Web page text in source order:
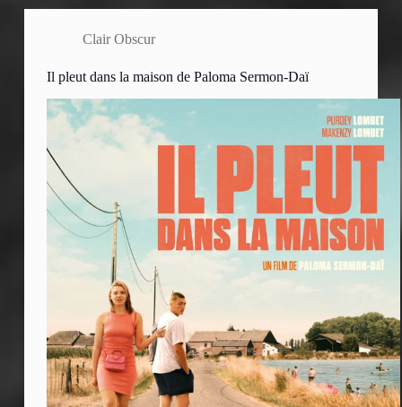
Clair Obscur
Il pleut dans la maison de Paloma Sermon-Daï